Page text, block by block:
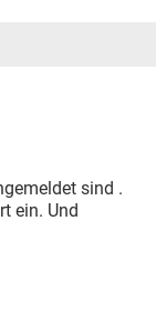
sind .
ein. Und